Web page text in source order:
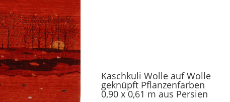
Kaschkuli Wolle auf Wolle
geknüpft Pflanzenfarben
0,90 x 0,61 m aus Persien